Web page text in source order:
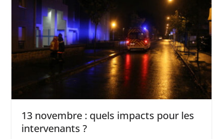
13 novembre : quels impacts pour les
intervenants ?